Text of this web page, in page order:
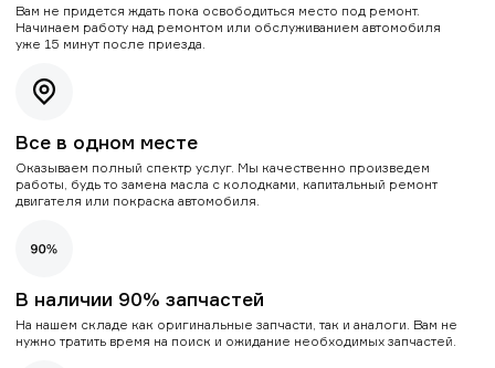
Вам не придется ждать пока освободиться место под ремонт.
Начинаем работу над ремонтом или обслуживанием автомобиля
уже 15 минут после приезда.
Все в одном месте
Оказываем полный спектр услуг. Мы качественно произведем
работы, будь то замена масла с колодками, капитальный ремонт
двигателя или покраска автомобиля.
В наличии 90% запчастей
На нашем складе как оригинальные запчасти, так и аналоги. Вам не
нужно тратить время на поиск и ожидание необходимых запчастей.